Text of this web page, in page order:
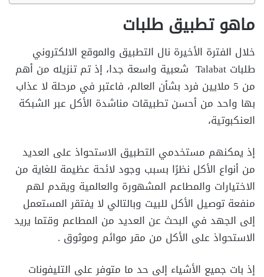
ماهو تطبيق طلبات
خلال الفترة الأخيرة نال التطبيق والموقع الالكتروني
طلبات Talabat شعبية واسعة جدا، إذ تم تنزيله من أهم
من 5 ملايين فرد بشأن العالم، فاعتبر في مرحلة لا عذاب
بها واحد من أحسن تطبيقات مناشدة الأكل عبر الشبكة
العنكبوتية،
إذ يمكنهم مستخدمي التطبيق الاستحواذ على العديد
من أنواع الأكل نظرًا بسبب وجود لائحة عظيمة للغاية من
الاختيارات والمطاعم المشهورة والعالمية ويقدم لهم
منفعة توصيل الأكل للبيت وبالتالي لا يفتقر المستعمل
إلى الجهد في البحث عن العديد من المطاعم وقتما يريد
الاستحواذ على الأكل من مقر موائم وموثوق .
إذ بات جميع الأشياء إلى حد ما متوفر على التليفونات